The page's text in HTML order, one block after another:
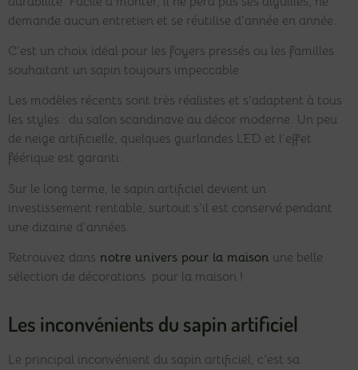
demande aucun entretien et se réutilise d’année en année.
C’est un choix idéal pour les foyers pressés ou les familles
souhaitant un sapin toujours impeccable.
Les modèles récents sont très réalistes et s’adaptent à tous
les styles : du salon scandinave au décor moderne. Un peu
de neige artificielle, quelques guirlandes LED et l’effet
féérique est garanti.
Sur le long terme, le sapin artificiel devient un
investissement rentable, surtout s’il est conservé pendant
une dizaine d’années.
Retrouvez dans notre univers pour la maison une belle
sélection de décorations pour la maison !
Les inconvénients du sapin artificiel
Le principal inconvénient du sapin artificiel, c’est sa